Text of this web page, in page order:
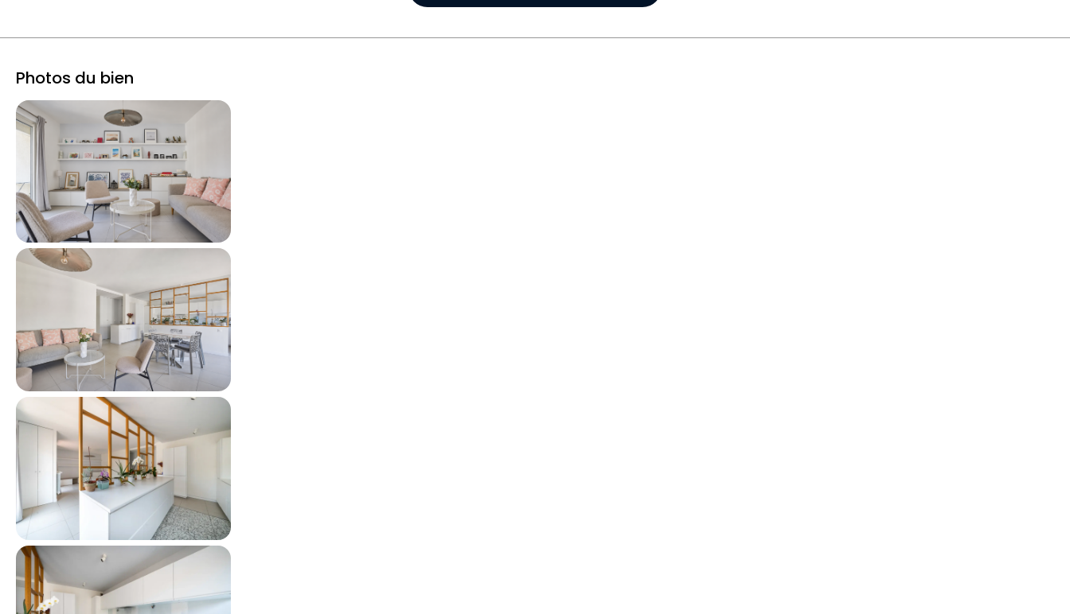
Photos du bien